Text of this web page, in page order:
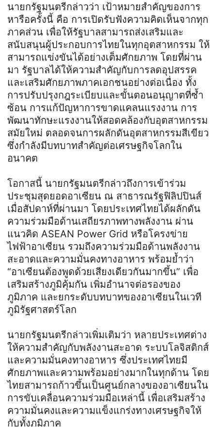
นายกรัฐมนตรีกล่าวว่า เป้าหมายสำคัญของการ
หารือครั้งนี้ คือ การเปิดรับฟังความคิดเห็นจากทุก
ภาคส่วน เพื่อให้รัฐบาลสามารถส่งเสริมและ
สนับสนุนผู้ประกอบการไทยในทุกอุตสาหกรรม ให้
สามารถแข่งขันได้อย่างเต็มศักยภาพ โดยที่ผ่าน
มา รัฐบาลได้ให้ความสำคัญกับการลดอุปสรรค
และเสริมศักยภาพภาคเอกชนอย่างต่อเนื่อง ทั้ง
การปรับปรุงกฎระเบียบและขั้นตอนอนุญาตที่ซ้ำ
ซ้อน การแก้ปัญหาการขาดแคลนแรงงาน การ
พัฒนาทักษะแรงงานให้สอดคล้องกับอุตสาหกรรม
สมัยใหม่ ตลอดจนการผลักดันอุตสาหกรรมสีเขียว
ซึ่งกำลังมีบทบาทสำคัญต่อเศรษฐกิจโลกใน
อนาคต
โอกาสนี้ นายกรัฐมนตรีกล่าวถึงการเข้าร่วม
ประชุมสุดยอดอาเซียน ณ สาธารณรัฐฟิลิปปินส์
เมื่อสัปดาห์ที่ผ่านมา โดยประเทศไทยได้ผลักดัน
ความร่วมมือด้านเสถียรภาพทางพลังงาน ผ่าน
แนวคิด ASEAN Power Grid หรือโครงข่าย
ไฟฟ้าอาเซียน รวมถึงความร่วมมือด้านพลังงาน
สะอาดและความมั่นคงทางอาหาร พร้อมย้ำว่า
“อาเซียนต้องพูดด้วยเสียงเดียวกันมากขึ้น” เพื่อ
เสริมสร้างภูมิคุ้มกัน เพิ่มอำนาจต่อรองของ
ภูมิภาค และยกระดับบทบาทของอาเซียนในเวที
ภูมิรัฐศาสตร์โลก
นายกรัฐมนตรีกล่าวเพิ่มเติมว่า หลายประเทศต่าง
ให้ความสำคัญกับพลังงานสะอาด ระบบโลจิสติกส์
และความมั่นคงทางอาหาร ซึ่งประเทศไทยมี
ศักยภาพและความพร้อมอย่างมากในทุกด้าน โดย
ไทยสามารถก้าวขึ้นเป็นศูนย์กลางของอาเซียนใน
การขับเคลื่อนความร่วมมือเหล่านี้ เพื่อเสริมสร้าง
ความมั่นคงและความแข็งแกร่งทางเศรษฐกิจให้
กับทั้งภูมิภาค